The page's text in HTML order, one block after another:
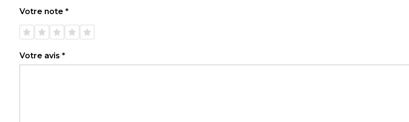
Votre note *
1 étoile
sur 5
2 étoiles
sur 5
3 étoiles
sur 5
4 étoiles
sur 5
5 étoiles
sur 5
Votre avis *